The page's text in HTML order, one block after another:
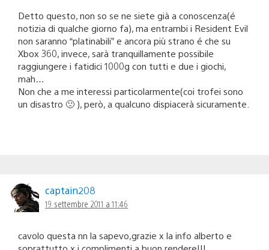
Detto questo, non so se ne siete già a conoscenza(é
notizia di qualche giorno fa), ma entrambi i Resident Evil
non saranno “platinabili” e ancora più strano é che su
Xbox 360, invece, sarà tranquillamente possibile
raggiungere i fatidici 1000g con tutti e due i giochi,
mah…
Non che a me interessi particolarmente(coi trofei sono
un disastro 🙁 ), però, a qualcuno dispiacerà sicuramente.
captain208
19 settembre 2011 a 11:46
cavolo questa nn la sapevo,grazie x la info alberto e